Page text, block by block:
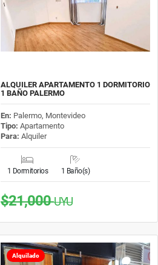
ALQUILER APARTAMENTO 1 DORMITORIO
1 BAÑO PALERMO
En: Palermo, Montevideo
Tipo: Apartamento
Para: Alquiler
1 Dormitorios 1 Baño(s)
$21,000UYU
Alquilado